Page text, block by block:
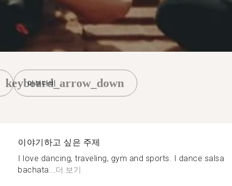
아부다비
keyboard_arrow_down
이야기하고 싶은 주제
I love dancing, traveling, gym and sports. I dance salsa
bachata...더 보기